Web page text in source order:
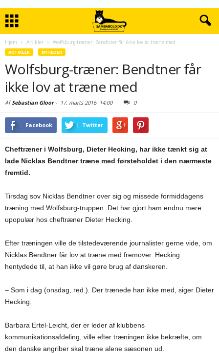
Hjem Artikler Wolfsburg-træner: Bendtner får ikke lov at træne med
ARTIKLER NYHEDER
Wolfsburg-træner: Bendtner får
ikke lov at træne med
AfSebastian Gloor- 17. marts 201614:00 0
Facebook Twitter
Cheftræner i Wolfsburg, Dieter Hecking, har ikke tænkt sig at
lade Nicklas Bendtner træne med førsteholdet i den nærmeste
fremtid.
Tirsdag sov Nicklas Bendtner over sig og missede formiddagens
træning med Wolfsburg-truppen. Det har gjort ham endnu mere
upopulær hos cheftræner Dieter Hecking.
Efter træningen ville de tilstedeværende journalister gerne vide, om
Nicklas Bendtner får lov at træne med fremover. Hecking
hentydede til, at han ikke vil gøre brug af danskeren.
– Som i dag (onsdag, red.). Der trænede han ikke med, siger Dieter
Hecking.
Barbara Ertel-Leicht, der er leder af klubbens
kommunikationsafdeling, ville efter træningen ikke bekræfte, om
den danske angriber skal træne alene sæsonen ud.